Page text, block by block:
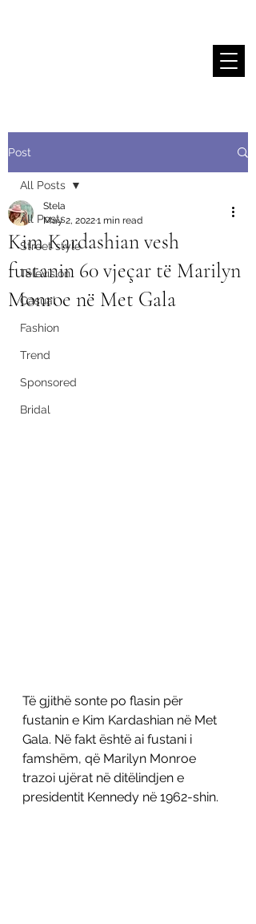
Post
All Posts
Street style
Television
Casual
Fashion
Trend
Sponsored
Bridal
All Posts
Kim Kardashian vesh
fustanin 60 vjeçar të Marilyn
Monroe në Met Gala
Stela
May 2, 20221 min read
Të gjithë sonte po flasin për
fustanin e Kim Kardashian në Met
Gala. Në fakt është ai fustani i
famshëm, që Marilyn Monroe
trazoi ujërat në ditëlindjen e
presidentit Kennedy në 1962-shin.